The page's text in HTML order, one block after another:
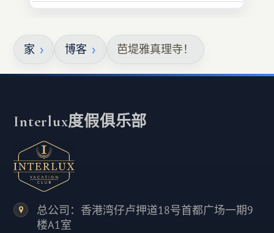
家 博客 芭堤雅真理寺！
Interlux度假俱乐部
总公司：香港湾仔卢押道18号首都广场一期9
楼A1室